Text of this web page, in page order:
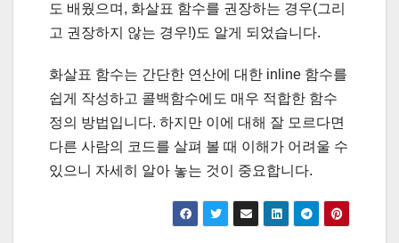
도 배웠으며, 화살표 함수를 권장하는 경우(그리
고 권장하지 않는 경우!)도 알게 되었습니다.
화살표 함수는 간단한 연산에 대한 inline 함수를
쉽게 작성하고 콜백함수에도 매우 적합한 함수
정의 방법입니다. 하지만 이에 대해 잘 모르다면
다른 사람의 코드를 살펴 볼 때 이해가 어려울 수
있으니 자세히 알아 놓는 것이 중요합니다.